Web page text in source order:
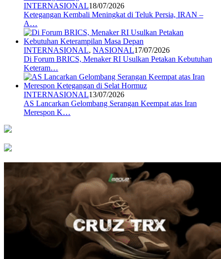
INTERNASIONAL18/07/2026
Ketegangan Kembali Meningkat di Teluk Persia, IRAN –
A…
INTERNASIONAL, NASIONAL17/07/2026
Di Forum BRICS, Menaker RI Usulkan Petakan Kebutuhan
Keteram…
INTERNASIONAL13/07/2026
AS Lancarkan Gelombang Serangan Keempat atas Iran
Merespon K…